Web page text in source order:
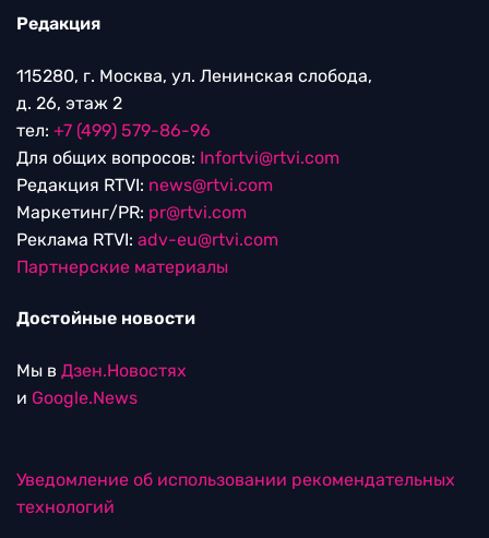
Редакция
115280, г. Москва, ул. Ленинская слобода,
д. 26, этаж 2
тел: +7 (499) 579-86-96
Для общих вопросов: Infortvi@rtvi.com
Редакция RTVI: news@rtvi.com
Маркетинг/PR: pr@rtvi.com
Реклама RTVI: adv-eu@rtvi.com
Партнерские материалы
Достойные новости
Мы в Дзен.Новостях
и Google.News
Уведомление об использовании рекомендательных
технологий